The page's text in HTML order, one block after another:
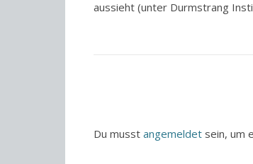
aussieht (unter Durmstrang
Du musst angemeldet sein, um